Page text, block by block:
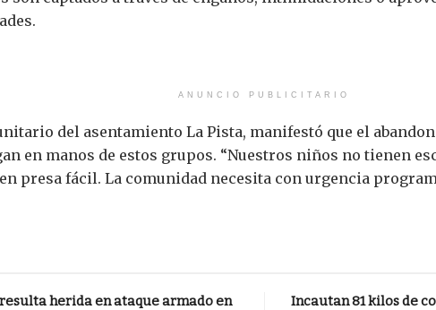
ANUNCIO PUBLICITARIO
del asentamiento La Pista, manifestó que el
en manos de estos grupos. “Nuestros niños no tienen
presa fácil. La comunidad necesita con urgencia
herida en ataque armado en
Incautan 81 kilos de